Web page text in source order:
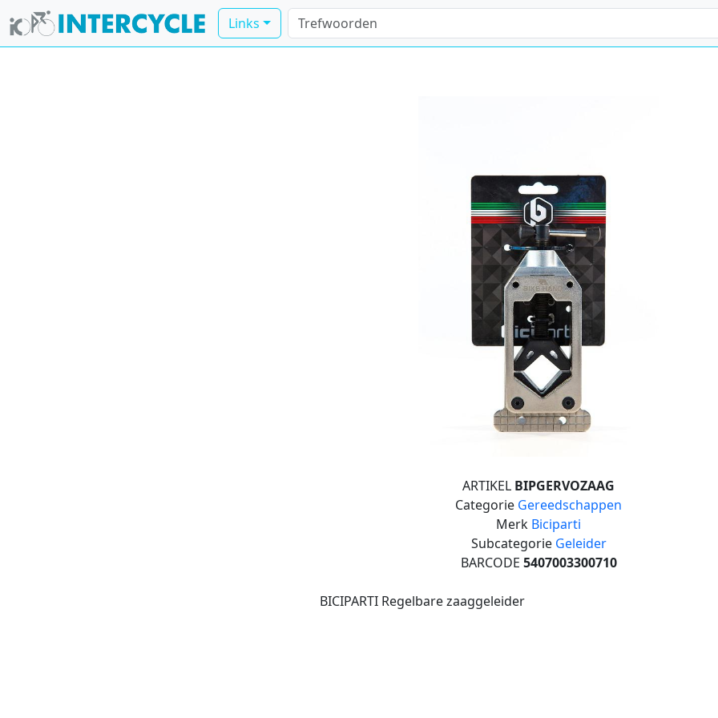
Links
ARTIKEL BIPGERVOZAAG
Categorie Gereedschappen
Merk Biciparti
Subcategorie Geleider
BARCODE 5407003300710
BICIPARTI Regelbare zaaggeleider